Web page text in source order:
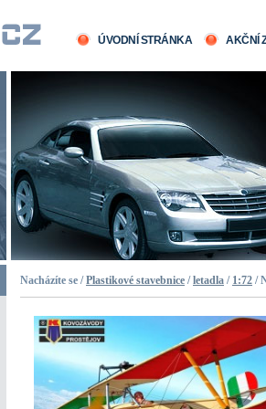
ÚVODNÍ STRÁNKA AKČNÍ
Nacházíte se /Plastikové stavebnice /letadla / 1:72 /